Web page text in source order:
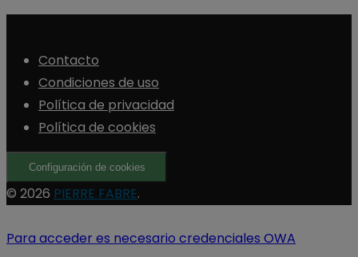
Contacto
Condiciones de uso
Política de privacidad
Política de cookies
Configuración de cookies
© 2026 PIERRE FABRE.
Para acceder es necesario credenciales OWA